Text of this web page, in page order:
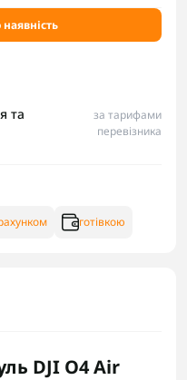
та
за тарифами
перевізника
готівкою
DJI O4 Air